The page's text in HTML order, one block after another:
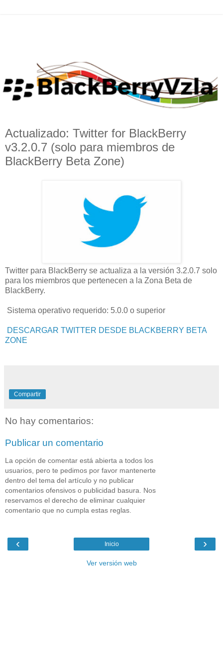
Actualizado: Twitter for BlackBerry
v3.2.0.7 (solo para miembros de
BlackBerry Beta Zone)
Twitter para BlackBerry se actualiza a la versión 3.2.0.7 solo
para los miembros que pertenecen a la Zona Beta de
BlackBerry.
Sistema operativo requerido: 5.0.0 o superior
DESCARGAR TWITTER DESDE BLACKBERRY BETA
ZONE
Compartir
No hay comentarios:
Publicar un comentario
La opción de comentar está abierta a todos los
usuarios, pero te pedimos por favor mantenerte
dentro del tema del artículo y no publicar
comentarios ofensivos o publicidad basura. Nos
reservamos el derecho de eliminar cualquier
comentario que no cumpla estas reglas.
‹ ›
Inicio
Ver versión web